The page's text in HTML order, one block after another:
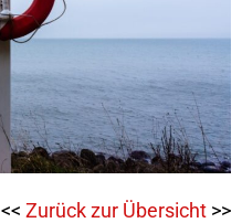
<< Zurück zur Übersicht >>